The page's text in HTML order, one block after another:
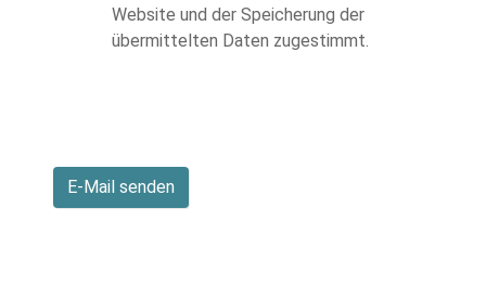
Website und der Speicherung der
übermittelten Daten zugestimmt.
E-Mail senden